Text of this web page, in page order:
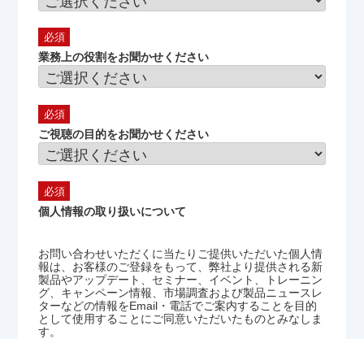
業務上の役割をお聞かせください
ご視聴の目的をお聞かせください
個人情報の取り扱いについて
お問い合わせいただくに当たりご提供いただいた個人情
報は、お客様のご登録をもって、弊社より提供される新
製品やアップデート、セミナー、イベント、トレーニン
グ、キャンペーン情報、市場調査および製品ニュースレ
ターなどの情報をEmail・電話でご案内することを目的
として使用することにご同意いただいたものとみなしま
す。